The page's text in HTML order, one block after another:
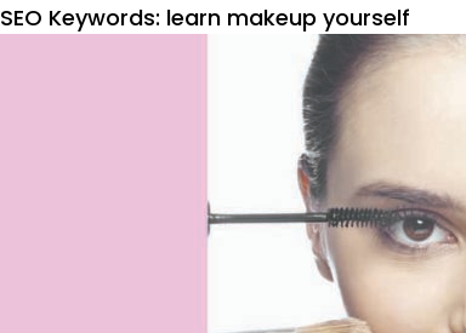
SEO Keywords: learn makeup yourself